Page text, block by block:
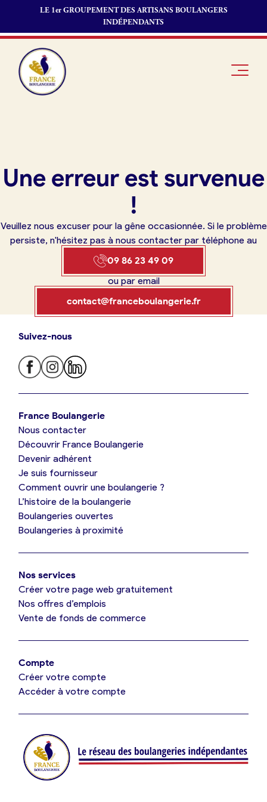
LE 1er GROUPEMENT DES ARTISANS BOULANGERS
INDÉPENDANTS
Je trouve ma boulangerie
Je suis boulanger
Je découvre France Boulangerie
Mes tarifs
Je référence ma boulangerie (gratuit)
Offres d’emploi
Je suis fournisseur
Je crée mon compte
boulanger
Boulangerie
Pourquoi
Je référence
ma
d’emploi
commerce
fournisseur
Une erreur est survenue
!
Veuillez nous excuser pour la gêne occasionnée. Si le problème
persiste, n'hésitez pas à nous contacter par téléphone au
09 86 23 49 09
09 86 23 49 09
Oui, appeler
Non, annuler
ou par email
contact@franceboulangerie.fr
Suivez-nous
France Boulangerie
Nous contacter
Découvrir France Boulangerie
Devenir adhérent
Je suis fournisseur
Comment ouvrir une boulangerie ?
L’histoire de la boulangerie
Boulangeries ouvertes
Boulangeries à proximité
Nos services
Créer votre page web gratuitement
Nos offres d’emplois
Vente de fonds de commerce
Compte
Créer votre compte
Accéder à votre compte